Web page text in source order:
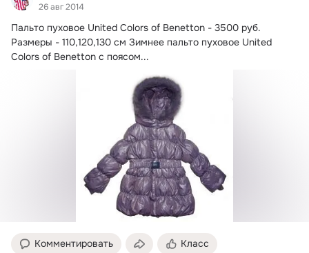
26 авг 2014
Пальто пуховое United Colors of Benetton - 3500 руб.
Размеры - 110,120,130 см Зимнее пальто пуховое United
Colors of Benetton с поясом...
Комментировать Класс